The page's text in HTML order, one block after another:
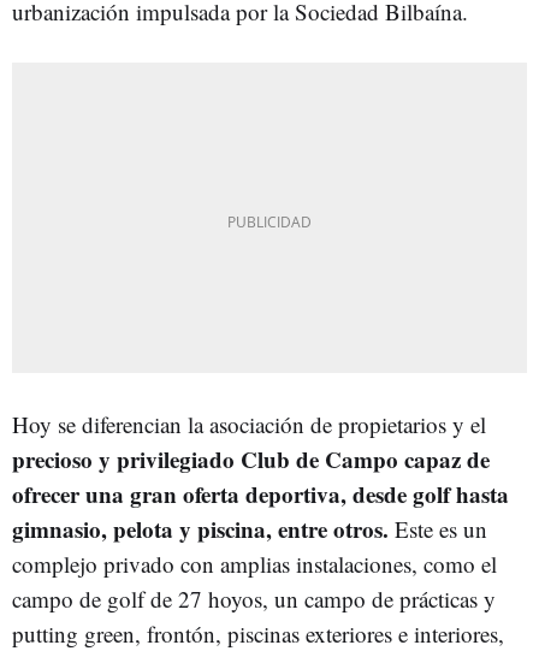
urbanización impulsada por la Sociedad Bilbaína.
Hoy se diferencian la asociación de propietarios y el
precioso y privilegiado Club de Campo capaz de
ofrecer una gran oferta deportiva, desde golf hasta
gimnasio, pelota y piscina, entre otros. Este es un
complejo privado con amplias instalaciones, como el
campo de golf de 27 hoyos, un campo de prácticas y
putting green, frontón, piscinas exteriores e interiores,